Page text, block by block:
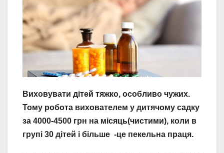
Виховувати дітей тяжко, особливо чужих.
Тому робота вихователем у дитячому садку
за 4000-4500 грн на місяць(чистими), коли в
групі 30 дітей і більше -це пекельна праця.